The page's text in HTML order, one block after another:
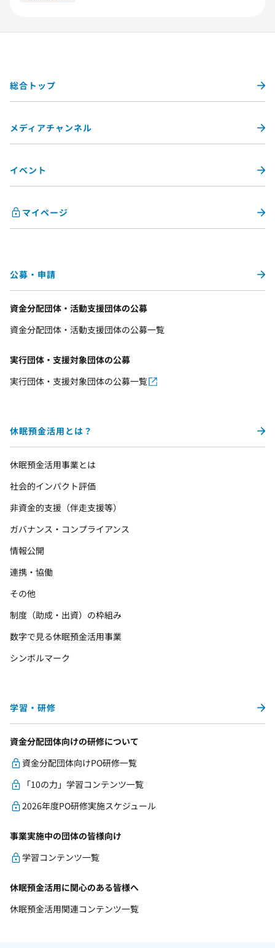
総合トップ
メディアチャンネル
イベント
マイページ
公募・申請
資金分配団体・活動支援団体の公募
資金分配団体・活動支援団体の公募一覧
実行団体・支援対象団体の公募
実行団体・支援対象団体の公募一覧
休眠預金活用とは？
休眠預金活用事業とは
社会的インパクト評価
非資金的支援（伴走支援等）
ガバナンス・コンプライアンス
情報公開
連携・協働
その他
制度（助成・出資）の枠組み
数字で見る休眠預金活用事業
シンボルマーク
学習・研修
資金分配団体向けの研修について
資金分配団体向けPO研修一覧
「10の力」学習コンテンツ一覧
2026年度PO研修実施スケジュール
事業実施中の団体の皆様向け
学習コンテンツ一覧
休眠預金活用に関心のある皆様へ
休眠預金活用関連コンテンツ一覧